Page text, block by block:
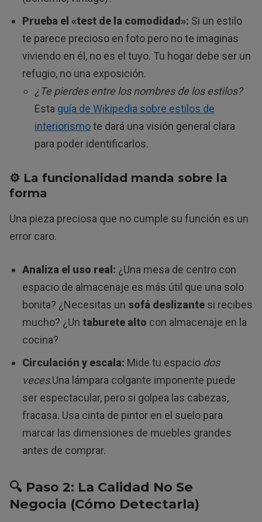
Prueba el «test de la comodidad»: Si un estilo
te parece precioso en foto pero no te imaginas
viviendo en él, no es el tuyo. Tu hogar debe ser un
refugio, no una exposición.
¿Te pierdes entre los nombres de los estilos?
Esta guía de Wikipedia sobre estilos de
interiorismote dará una visión general clara
para poder identificarlos.
⚙️ La funcionalidad manda sobre la
forma
Una pieza preciosa que no cumple su función es un
error caro.
Analiza el uso real: ¿Una mesa de centro con
espacio de almacenaje es más útil que una solo
bonita? ¿Necesitas un sofá deslizantesi recibes
mucho? ¿Un taburete alto con almacenaje en la
cocina?
Circulación y escala: Mide tu espacio dos
veces.Una lámpara colgante imponente puede
ser espectacular, pero si golpea las cabezas,
fracasa. Usa cinta de pintor en el suelo para
marcar las dimensiones de muebles grandes
antes de comprar.
🔍 Paso 2: La Calidad No Se
Negocia (Cómo Detectarla)